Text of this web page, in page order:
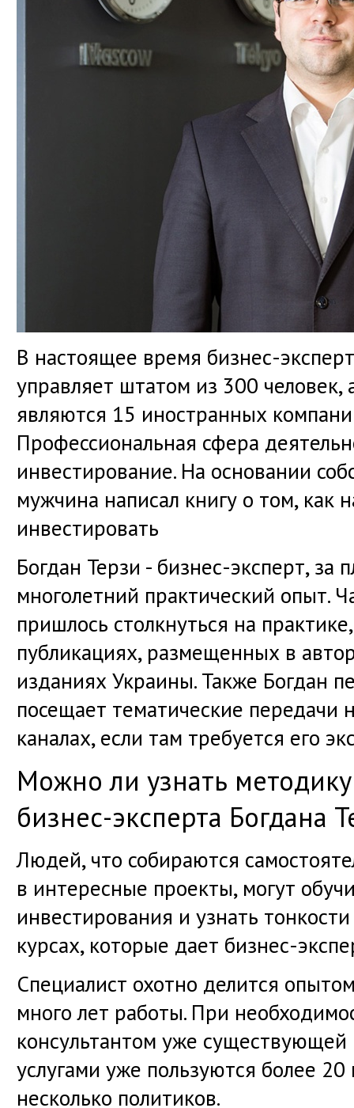
В настоящее время бизнес-
управляет штатом из 300 человек,
являются 15 иностранных
Профессиональная сфера
инвестирование. На основании
мужчина написал книгу о том, как
инвестировать
Богдан Терзи - бизнес-эксперт, за
многолетний практический опыт.
пришлось столкнуться на
публикациях, размещенных в
изданиях Украины. Также Богдан
посещает тематические передачи
каналах, если там требуется его
Можно ли узнать
бизнес-эксперта Богдана
Людей, что собираются
в интересные проекты, могут
инвестирования и узнать
курсах, которые дает бизнес-
Специалист охотно делится
много лет работы. При
консультантом уже существующей
услугами уже пользуются более
несколько политиков.